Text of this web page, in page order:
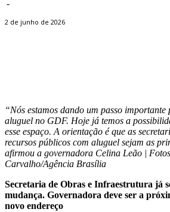
-
2 de junho de 2026
“Nós estamos dando um passo
aluguel no GDF. Hoje já temos a
esse espaço. A orientação é que as
recursos públicos com aluguel sejam as
afirmou a governadora Celina Leão |
Carvalho/Agência Brasília
Secretaria de Obras e Infraestrutura já
mudança. Governadora deve ser a
novo endereço